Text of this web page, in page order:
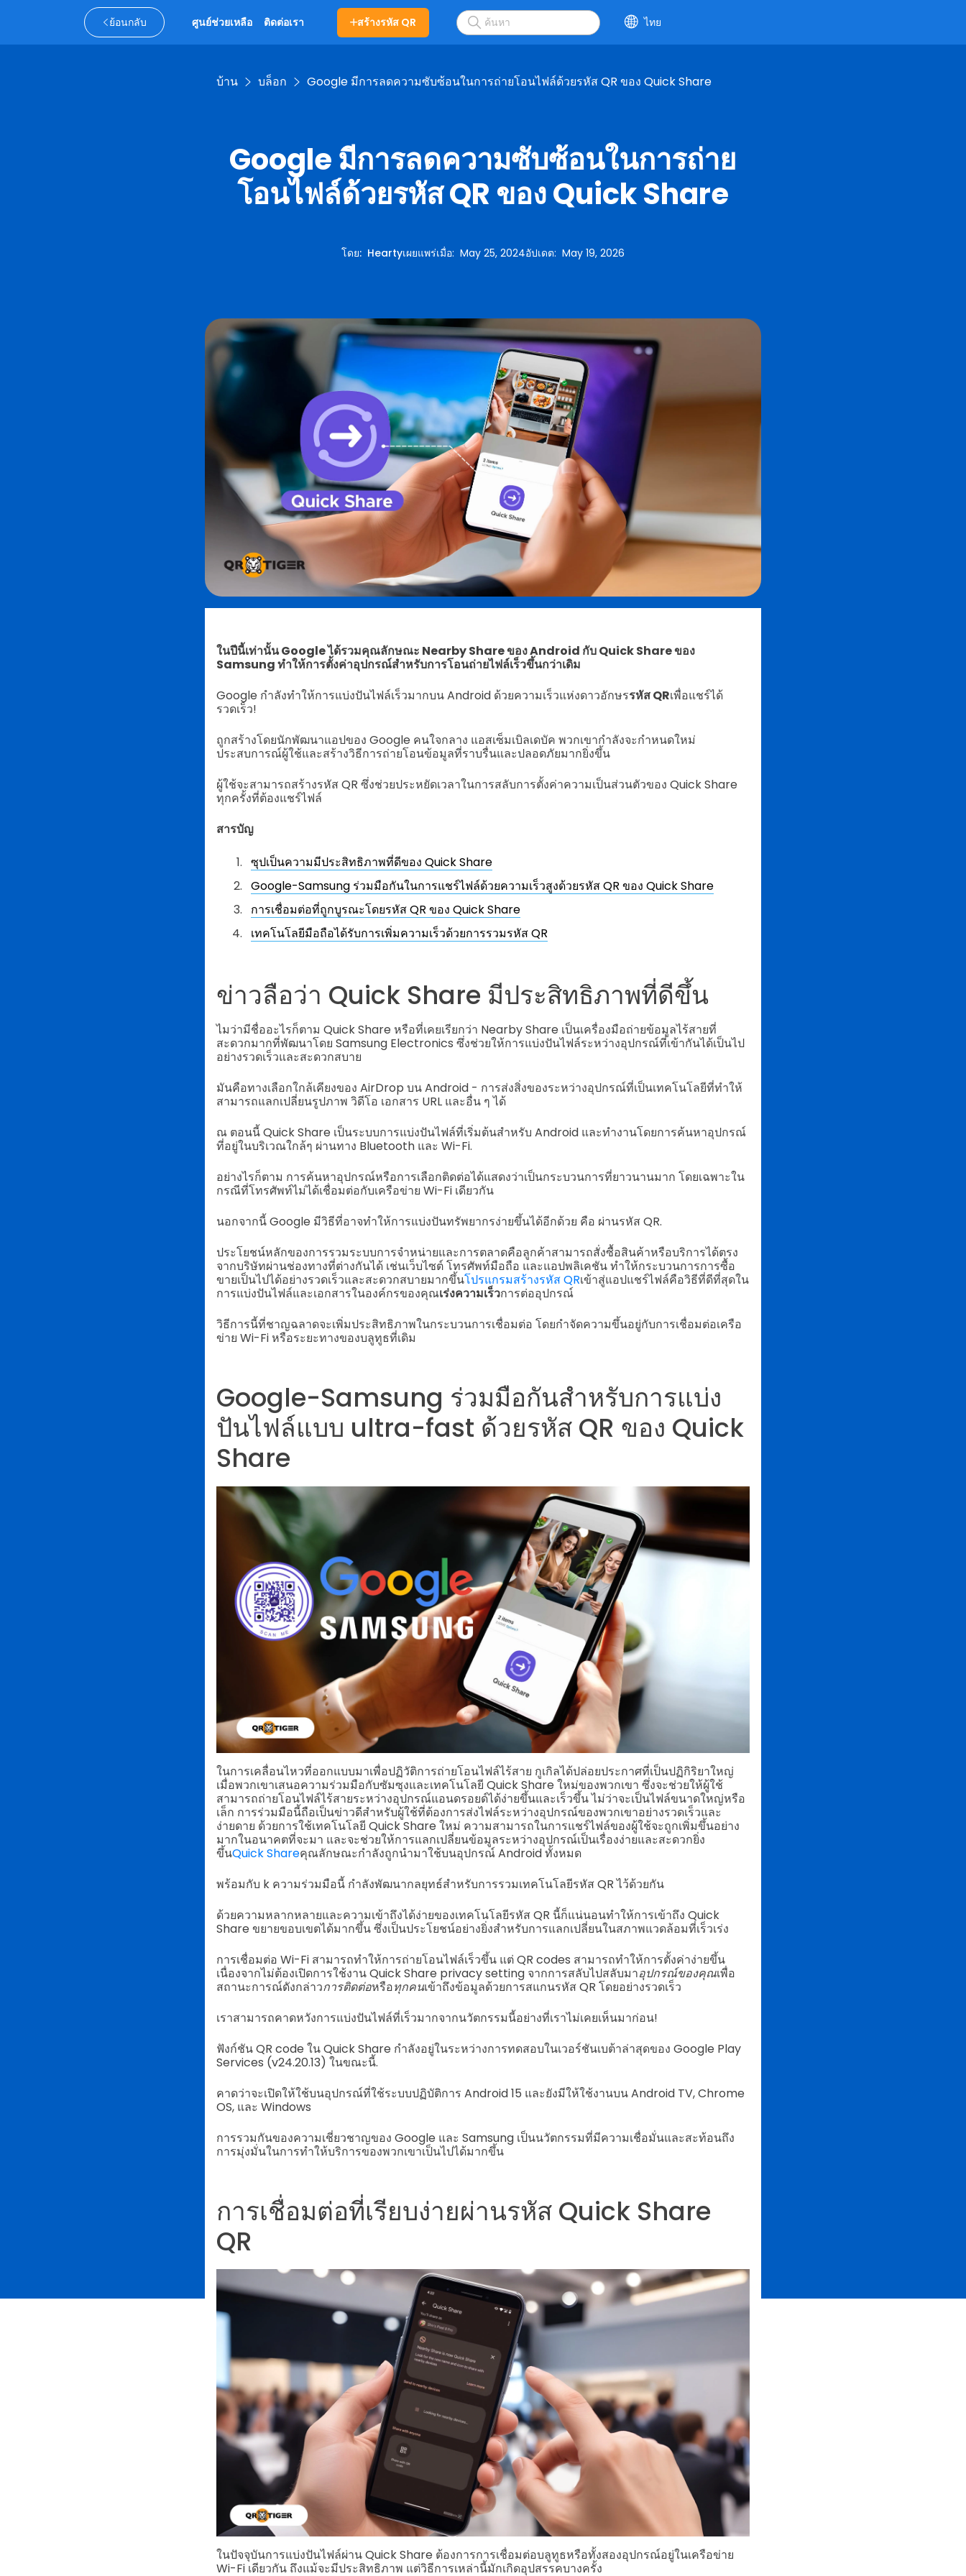
ย้อนกลับ ศูนย์ช่วยเหลือ ติดต่อเรา สร้างรหัส QR ไทย
บ้าน บล็อก Google มีการลดความซับซ้อนในการถ่ายโอนไฟล์ด้วยรหัส QR ของ Quick Share
Google มีการลดความซับซ้อนในการถ่าย
โอนไฟล์ด้วยรหัส QR ของ Quick Share
โดย: Heartyเผยแพร่เมื่อ: May 25, 2024อัปเดต: May 19, 2026
ในปีนี้เท่านั้น Google ได้รวมคุณลักษณะ Nearby Share ของ Android กับ Quick Share ของ
Samsung ทำให้การตั้งค่าอุปกรณ์สำหรับการโอนถ่ายไฟล์เร็วขึ้นกว่าเดิม
Google กำลังทำให้การแบ่งปันไฟล์เร็วมากบน Android ด้วยความเร็วแห่งดาวอักษรรหัส QRเพื่อแชร์ได้
รวดเร็ว!
ถูกสร้างโดยนักพัฒนาแอปของ Google คนใจกลาง แอสเซ็มเบิลเดบัค พวกเขากำลังจะกำหนดใหม่
ประสบการณ์ผู้ใช้และสร้างวิธีการถ่ายโอนข้อมูลที่ราบรื่นและปลอดภัยมากยิ่งขึ้น
ผู้ใช้จะสามารถสร้างรหัส QR ซึ่งช่วยประหยัดเวลาในการสลับการตั้งค่าความเป็นส่วนตัวของ Quick Share
ทุกครั้งที่ต้องแชร์ไฟล์
สารบัญ
ซุปเป็นความมีประสิทธิภาพที่ดีของ Quick Share
Google-Samsung ร่วมมือกันในการแชร์ไฟล์ด้วยความเร็วสูงด้วยรหัส QR ของ Quick Share
การเชื่อมต่อที่ถูกบูรณะโดยรหัส QR ของ Quick Share
เทคโนโลยีมือถือได้รับการเพิ่มความเร็วด้วยการรวมรหัส QR
ข่าวลือว่า Quick Share มีประสิทธิภาพที่ดีขึ้น
ไมว่ามีชื่ออะไรก็ตาม Quick Share หรือที่เคยเรียกว่า Nearby Share เป็นเครื่องมือถ่ายข้อมูลไร้สายที่
สะดวกมากที่พัฒนาโดย Samsung Electronics ซึ่งช่วยให้การแบ่งปันไฟล์ระหว่างอุปกรณ์ที่เข้ากันได้เป็นไป
อย่างรวดเร็วและสะดวกสบาย
มันคือทางเลือกใกล้เคียงของ AirDrop บน Android - การส่งสิ่งของระหว่างอุปกรณ์ที่เป็นเทคโนโลยีที่ทำให้
สามารถแลกเปลี่ยนรูปภาพ วิดีโอ เอกสาร URL และอื่น ๆ ได้
ณ ตอนนี้ Quick Share เป็นระบบการแบ่งปันไฟล์ที่เริ่มต้นสำหรับ Android และทำงานโดยการค้นหาอุปกรณ์
ที่อยู่ในบริเวณใกล้ๆ ผ่านทาง Bluetooth และ Wi-Fi.
อย่างไรก็ตาม การค้นหาอุปกรณ์หรือการเลือกติดต่อได้แสดงว่าเป็นกระบวนการที่ยาวนานมาก โดยเฉพาะใน
กรณีที่โทรศัพท์ไม่ได้เชื่อมต่อกับเครือข่าย Wi-Fi เดียวกัน
นอกจากนี้ Google มีวิธีที่อาจทำให้การแบ่งปันทรัพยากรง่ายขึ้นได้อีกด้วย คือ ผ่านรหัส QR.
ประโยชน์หลักของการรวมระบบการจำหน่ายและการตลาดคือลูกค้าสามารถสั่งซื้อสินค้าหรือบริการได้ตรง
จากบริษัทผ่านช่องทางที่ต่างกันได้ เช่นเว็บไซต์ โทรศัพท์มือถือ และแอปพลิเคชัน ทำให้กระบวนการการซื้อ
ขายเป็นไปได้อย่างรวดเร็วและสะดวกสบายมากขึ้นโปรแกรมสร้างรหัส QRเข้าสู่แอปแชร์ไฟล์คือวิธีที่ดีที่สุดใน
การแบ่งปันไฟล์และเอกสารในองค์กรของคุณเร่งความเร็วการต่ออุปกรณ์
วิธีการนี้ที่ชาญฉลาดจะเพิ่มประสิทธิภาพในกระบวนการเชื่อมต่อ โดยกำจัดความขึ้นอยู่กับการเชื่อมต่อเครือ
ข่าย Wi-Fi หรือระยะทางของบลูทูธที่เดิม
Google-Samsung ร่วมมือกันสำหรับการแบ่ง
ปันไฟล์แบบ ultra-fast ด้วยรหัส QR ของ Quick
Share
ในการเคลื่อนไหวที่ออกแบบมาเพื่อปฏิวัติการถ่ายโอนไฟล์ไร้สาย กูเกิลได้ปล่อยประกาศที่เป็นปฏิกิริยาใหญ่
เมื่อพวกเขาเสนอความร่วมมือกับซัมซุงและเทคโนโลยี Quick Share ใหม่ของพวกเขา ซึ่งจะช่วยให้ผู้ใช้
สามารถถ่ายโอนไฟล์ไร้สายระหว่างอุปกรณ์แอนดรอยด์ได้ง่ายขึ้นและเร็วขึ้น ไม่ว่าจะเป็นไฟล์ขนาดใหญ่หรือ
เล็ก การร่วมมือนี้ถือเป็นข่าวดีสำหรับผู้ใช้ที่ต้องการส่งไฟล์ระหว่างอุปกรณ์ของพวกเขาอย่างรวดเร็วและ
ง่ายดาย ด้วยการใช้เทคโนโลยี Quick Share ใหม่ ความสามารถในการแชร์ไฟล์ของผู้ใช้จะถูกเพิ่มขึ้นอย่าง
มากในอนาคตที่จะมา และจะช่วยให้การแลกเปลี่ยนข้อมูลระหว่างอุปกรณ์เป็นเรื่องง่ายและสะดวกยิ่ง
ขึ้นQuick Shareคุณลักษณะกำลังถูกนำมาใช้บนอุปกรณ์ Android ทั้งหมด
พร้อมกับ k ความร่วมมือนี้ กำลังพัฒนากลยุทธ์สำหรับการรวมเทคโนโลยีรหัส QR ไว้ด้วยกัน
ด้วยความหลากหลายและความเข้าถึงได้ง่ายของเทคโนโลยีรหัส QR นี้ก็แน่นอนทำให้การเข้าถึง Quick
Share ขยายขอบเขตได้มากขึ้น ซึ่งเป็นประโยชน์อย่างยิ่งสำหรับการแลกเปลี่ยนในสภาพแวดล้อมที่เร็วเร่ง
การเชื่อมต่อ Wi-Fi สามารถทำให้การถ่ายโอนไฟล์เร็วขึ้น แต่ QR codes สามารถทำให้การตั้งค่าง่ายขึ้น
เนื่องจากไม่ต้องเปิดการใช้งาน Quick Share privacy setting จากการสลับไปสลับมาอุปกรณ์ของคุณเพื่อ
สถานะการณ์ดังกล่าวการติดต่อหรือทุกคนเข้าถึงข้อมูลด้วยการสแกนรหัส QR โดยอย่างรวดเร็ว
เราสามารถคาดหวังการแบ่งปันไฟล์ที่เร็วมากจากนวัตกรรมนี้อย่างที่เราไม่เคยเห็นมาก่อน!
ฟังก์ชัน QR code ใน Quick Share กำลังอยู่ในระหว่างการทดสอบในเวอร์ชันเบต้าล่าสุดของ Google Play
Services (v24.20.13) ในขณะนี้.
คาดว่าจะเปิดให้ใช้บนอุปกรณ์ที่ใช้ระบบปฏิบัติการ Android 15 และยังมีให้ใช้งานบน Android TV, Chrome
OS, และ Windows
การรวมกันของความเชี่ยวชาญของ Google และ Samsung เป็นนวัตกรรมที่มีความเชื่อมั่นและสะท้อนถึง
การมุ่งมั่นในการทำให้บริการของพวกเขาเป็นไปได้มากขึ้น
การเชื่อมต่อที่เรียบง่ายผ่านรหัส Quick Share
QR
ในปัจจุบันการแบ่งปันไฟล์ผ่าน Quick Share ต้องการการเชื่อมต่อบลูทูธหรือทั้งสองอุปกรณ์อยู่ในเครือข่าย
Wi-Fi เดียวกัน ถึงแม้จะมีประสิทธิภาพ แต่วิธีการเหล่านี้มักเกิดอุปสรรคบางครั้ง